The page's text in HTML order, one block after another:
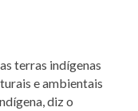
terras indígenas
e ambientais
diz o